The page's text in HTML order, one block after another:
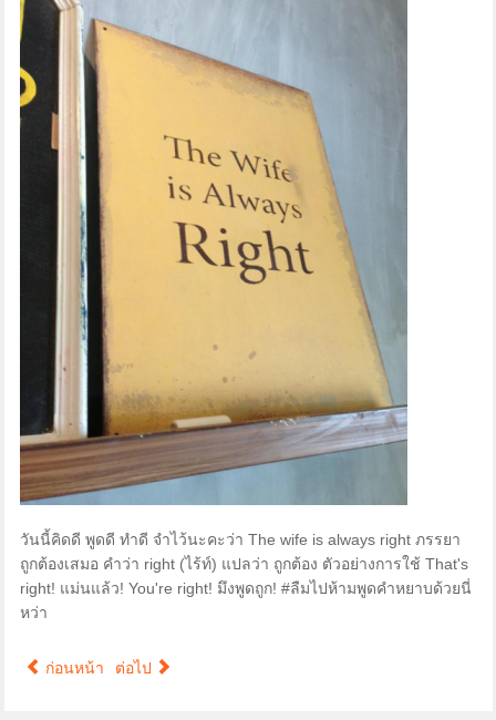
วันนี้คิดดี พูดดี ทำดี จำไว้นะคะว่า The wife is always right ภรรยา
ถูกต้องเสมอ คำว่า right (ไร้ท์) แปลว่า ถูกต้อง ตัวอย่างการใช้ That's
right! แม่นแล้ว! You're right! มึงพูดถูก! #ลืมไปห้ามพูดคำหยาบด้วยนี่
หว่า
ก่อนหน้า ต่อไป